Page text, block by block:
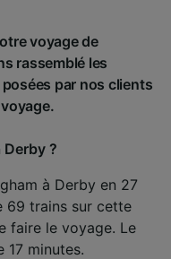
voyage de
rassemblé les
par nos clients
?
à Derby en 27
69 trains sur cette
faire le voyage. Le
17 minutes.